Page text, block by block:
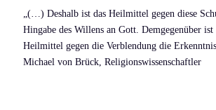
„(…) Deshalb ist das Heilmittel gegen diese
Hingabe des Willens an Gott. Demgegenüber
Heilmittel gegen die Verblendung die
Michael von Brück, Religionswissenschaftler